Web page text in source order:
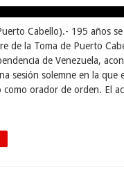
Cabello).- 195 años
de la Toma de Puerto
de Venezuela,
sesión solemne en la que
como orador de orden. El